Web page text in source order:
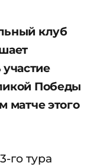
клуб
Победы
матче этого
го тура